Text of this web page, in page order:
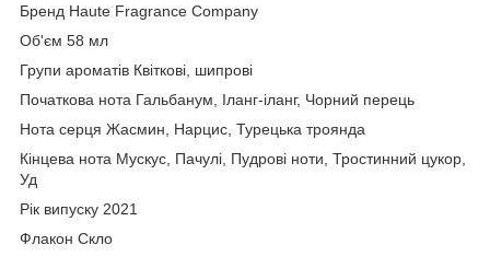
Бренд Haute Fragrance Company
Об'єм 58 мл
Групи ароматів Квіткові, шипрові
Початкова нота Гальбанум, Іланг-іланг, Чорний перець
Нота серця Жасмин, Нарцис, Турецька троянда
Кінцева нота Мускус, Пачулі, Пудрові ноти, Тростинний цукор,
Уд
Рік випуску 2021
Флакон Скло